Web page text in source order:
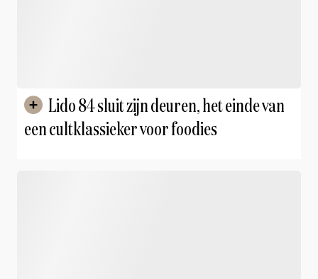
een cultklassieker voor foodies